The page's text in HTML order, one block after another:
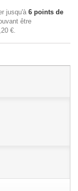
jusqu'à 6 points de
être
€